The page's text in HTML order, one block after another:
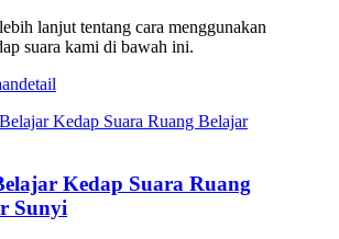
lanjut tentang cara menggunakan
suara kami di bawah ini.
detail
Kedap Suara Ruang
Sunyi